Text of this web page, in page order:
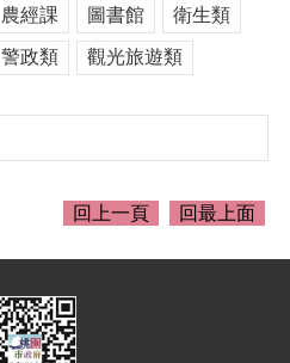
農經課 圖書館 衛生類
警政類 觀光旅遊類
回上一頁 回最上面